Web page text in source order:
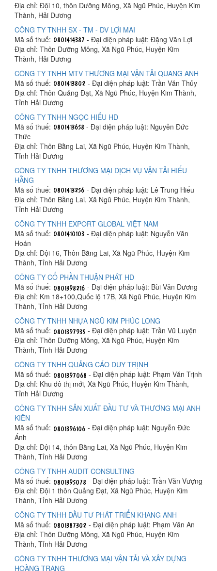
Địa chỉ: Đội 10, thôn Dưỡng Mông, Xã Ngũ Phúc, Huyện Kim
Thành, Hải Dương
CÔNG TY TNHH SX - TM - DV LỢI MAI
Mã số thuế:
- Đại diện pháp luật: Đặng Văn Lợi
Địa chỉ: Thôn Dưỡng Mông, Xã Ngũ Phúc, Huyện Kim
Thành, Hải Dương
CÔNG TY TNHH MTV THƯƠNG MẠI VẬN TẢI QUANG ANH
Mã số thuế:
- Đại diện pháp luật: Trần Văn Thủy
Địa chỉ: Thôn Quảng Đạt, Xã Ngũ Phúc, Huyện Kim Thành,
Tỉnh Hải Dương
CÔNG TY TNHH NGỌC HIẾU HD
Mã số thuế:
- Đại diện pháp luật: Nguyễn Đức
Thức
Địa chỉ: Thôn Bằng Lai, Xã Ngũ Phúc, Huyện Kim Thành,
Tỉnh Hải Dương
CÔNG TY TNHH THƯƠNG MẠI DỊCH VỤ VẬN TẢI HIẾU
HẰNG
Mã số thuế:
- Đại diện pháp luật: Lê Trung Hiếu
Địa chỉ: Thôn Bằng Lai, Xã Ngũ Phúc, Huyện Kim Thành,
Tỉnh Hải Dương
CÔNG TY TNHH EXPORT GLOBAL VIỆT NAM
Mã số thuế:
- Đại diện pháp luật: Nguyễn Văn
Hoán
Địa chỉ: Đội 16, Thôn Bằng Lai, Xã Ngũ Phúc, Huyện Kim
Thành, Tỉnh Hải Dương
CÔNG TY CỔ PHẦN THUẬN PHÁT HD
Mã số thuế:
- Đại diện pháp luật: Bùi Văn Dương
Địa chỉ: Km 18+100,Quốc lộ 17B, Xã Ngũ Phúc, Huyện Kim
Thành, Tỉnh Hải Dương
CÔNG TY TNHH NHỰA NGŨ KIM PHÚC LONG
Mã số thuế:
- Đại diện pháp luật: Trần Vũ Luyện
Địa chỉ: Thôn Dưỡng Mông, Xã Ngũ Phúc, Huyện Kim
Thành, Tỉnh Hải Dương
CÔNG TY TNHH QUẢNG CÁO DUY TRỊNH
Mã số thuế:
- Đại diện pháp luật: Phạm Văn Trịnh
Địa chỉ: Khu đô thị mới, Xã Ngũ Phúc, Huyện Kim Thành,
Tỉnh Hải Dương
CÔNG TY TNHH SẢN XUẤT ĐẦU TƯ VÀ THƯƠNG MẠI ANH
KIÊN
Mã số thuế:
- Đại diện pháp luật: Nguyễn Đức
Ánh
Địa chỉ: Đội 14, thôn Bằng Lai, Xã Ngũ Phúc, Huyện Kim
Thành, Tỉnh Hải Dương
CÔNG TY TNHH AUDIT CONSULTING
Mã số thuế:
- Đại diện pháp luật: Trần Văn Vượng
Địa chỉ: Đội 1 thôn Quảng Đạt, Xã Ngũ Phúc, Huyện Kim
Thành, Tỉnh Hải Dương
CÔNG TY TNHH ĐẦU TƯ PHÁT TRIỂN KHANG ANH
Mã số thuế:
- Đại diện pháp luật: Phạm Văn An
Địa chỉ: Thôn Dưỡng Mông, Xã Ngũ Phúc, Huyện Kim
Thành, Tỉnh Hải Dương
CÔNG TY TNHH THƯƠNG MẠI VẬN TẢI VÀ XÂY DỰNG
HOÀNG TRANG